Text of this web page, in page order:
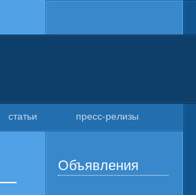
статьи пресс-релизы
Объявления